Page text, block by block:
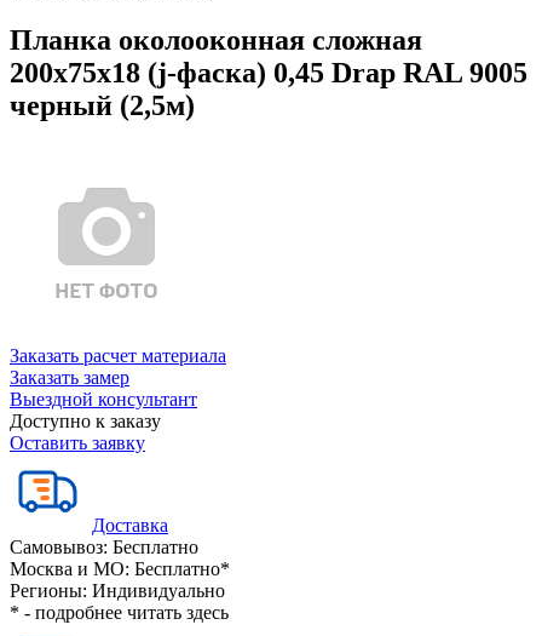
Планка околооконная сложная
200х75х18 (j-фаска) 0,45 Drap RAL 9005
черный (2,5м)
Заказать расчет материала
Заказать замер
Выездной консультант
Доступно к заказу
Оставить заявку
Доставка
Самовывоз: Бесплатно
Москва и МО: Бесплатно*
Регионы: Индивидуально
* - подробнее читать здесь